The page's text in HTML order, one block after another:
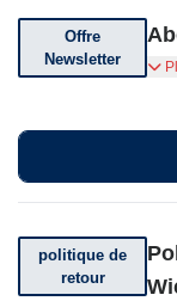
Offre
Newsletter
politique de
retour